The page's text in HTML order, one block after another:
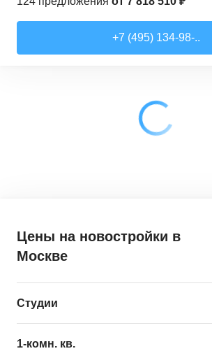
+7 (495) 134-98-..
Цены на новостройки в
Москве
Студии
Минимальная цена
1-комн. кв.